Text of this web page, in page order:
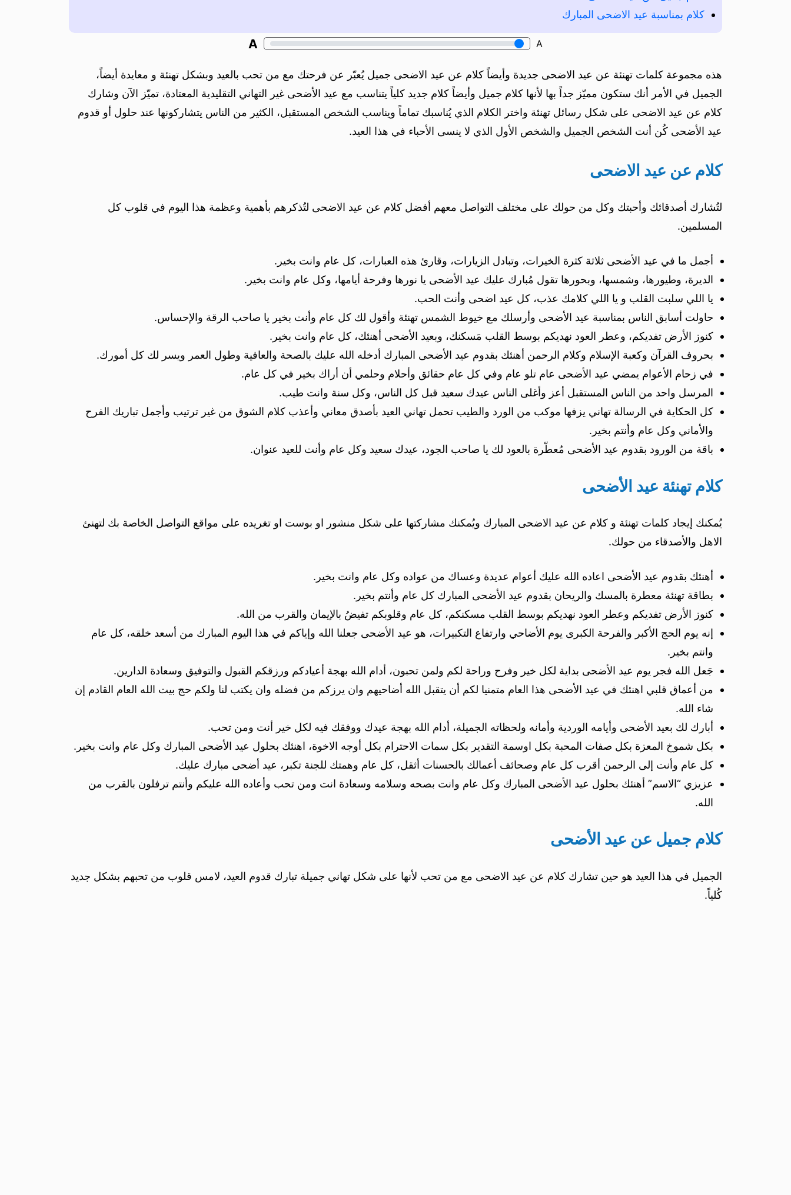
كلام بمناسبة عيد الاضحى المبارك
A
A
هذه مجموعة كلمات تهنئة عن عيد الاضحى جديدة وأيضاً كلام عن عيد الاضحى جميل يُعبّر عن فرحتك مع من تحب بالعيد وبشكل تهنئة و معايدة أيضاً،
الجميل في الأمر أنك ستكون مميّز جداً بها لأنها كلام جميل وأيضاً كلام جديد كلياً يتناسب مع عيد الأضحى غير التهاني التقليدية المعتادة، تميّز الآن وشارك
كلام عن عيد الاضحى على شكل رسائل تهنئة واختر الكلام الذي يُناسبك تماماً ويناسب الشخص المستقبل، الكثير من الناس يتشاركونها عند حلول أو قدوم
عيد الأضحى كُن أنت الشخص الجميل والشخص الأول الذي لا ينسى الأحباء في هذا العيد.
كلام عن عيد الاضحى
لتُشارك أصدقائك وأحبتك وكل من حولك على مختلف التواصل معهم أفضل كلام عن عيد الاضحى لتُذكرهم بأهمية وعظمة هذا اليوم في قلوب كل
المسلمين.
أجمل ما في عيد الأضحى ثلاثة كثرة الخيرات، وتبادل الزيارات، وقارئ هذه العبارات، كل عام وانت بخير.
الديرة، وطيورها، وشمسها، وبحورها تقول مُبارك عليك عيد الأضحى يا نورها وفرحة أيامها، وكل عام وانت بخير.
يا اللي سلبت القلب و يا اللي كلامك عذب، كل عيد اضحى وأنت الحب.
حاولت أسابق الناس بمناسبة عيد الأضحى وأرسلك مع خيوط الشمس تهنئة وأقول لك كل عام وأنت بخير يا صاحب الرقة والإحساس.
كنوز الأرض تفديكم، وعطر العود نهديكم بوسط القلب مَسكنك، وبعيد الأضحى أهنئك، كل عام وانت بخير.
بحروف القرآن وكعبة الإسلام وكلام الرحمن أهنئك بقدوم عيد الأضحى المبارك أدخله الله عليك بالصحة والعافية وطول العمر ويسر لك كل أمورك.
في زحام الأعوام يمضي عيد الأضحى عام تلو عام وفي كل عام حقائق وأحلام وحلمي أن أراك بخير في كل عام.
المرسل واحد من الناس المستقبل أعز وأغلى الناس عيدك سعيد قبل كل الناس، وكل سنة وانت طيب.
كل الحكاية في الرسالة تهاني يزفها موكب من الورد والطيب تحمل تهاني العيد بأصدق معاني وأعذب كلام الشوق من غير ترتيب وأجمل تباريك الفرح
والأماني وكل عام وأنتم بخير.
باقة من الورود بقدوم عيد الأضحى مُعطّرة بالعود لك يا صاحب الجود، عيدك سعيد وكل عام وأنت للعيد عنوان.
كلام تهنئة عيد الأضحى
يُمكنك إيجاد كلمات تهنئة و كلام عن عيد الاضحى المبارك ويُمكنك مشاركتها على شكل منشور او بوست او تغريده على مواقع التواصل الخاصة بك لتهنئ
الاهل والأصدقاء من حولك.
أهنئك بقدوم عيد الأضحى اعاده الله عليك أعوام عديدة وعساك من عواده وكل عام وانت بخير.
بطاقة تهنئة معطرة بالمسك والريحان بقدوم عيد الأضحى المبارك كل عام وأنتم بخير.
كنوز الأرض تفديكم وعطر العود نهديكم بوسط القلب مسكنكم، كل عام وقلوبكم تفيضُ بالإيمان والقرب من الله.
إنه يوم الحج الأكبر والفرحة الكبرى يوم الأضاحي وارتفاع التكبيرات، هو عيد الأضحى جعلنا الله وإياكم في هذا اليوم المبارك من أسعد خلقه، كل عام
وانتم بخير.
جَعل الله فجر يوم عيد الأضحى بداية لكل خير وفرح وراحة لكم ولمن تحبون، أدام الله بهجة أعيادكم ورزقكم القبول والتوفيق وسعادة الدارين.
من أعماق قلبي اهنئك في عيد الأضحى هذا العام متمنيا لكم أن يتقبل الله أضاحيهم وان يرزكم من فضله وان يكتب لنا ولكم حج بيت الله العام القادم إن
شاء الله.
أبارك لك بعيد الأضحى وأيامه الوردية وأمانه ولحظاته الجميلة، أدام الله بهجة عيدك ووفقك فيه لكل خير أنت ومن تحب.
بكل شموخ المعزة بكل صفات المحبة بكل اوسمة التقدير بكل سمات الاحترام بكل أوجه الاخوة، اهنئك بحلول عيد الأضحى المبارك وكل عام وانت بخير.
كل عام وأنت إلى الرحمن أقرب كل عام وصحائف أعمالك بالحسنات أثقل، كل عام وهمتك للجنة تكبر، عيد أضحى مبارك عليك.
عزيزي “الاسم” أهنئك بحلول عيد الأضحى المبارك وكل عام وانت بصحه وسلامه وسعادة انت ومن تحب وأعاده الله عليكم وأنتم ترفلون بالقرب من
الله.
كلام جميل عن عيد الأضحى
الجميل في هذا العيد هو حين تشارك كلام عن عيد الاضحى مع من تحب لأنها على شكل تهاني جميلة تبارك قدوم العيد، لامس قلوب من تحبهم بشكل جديد
كُلياً.